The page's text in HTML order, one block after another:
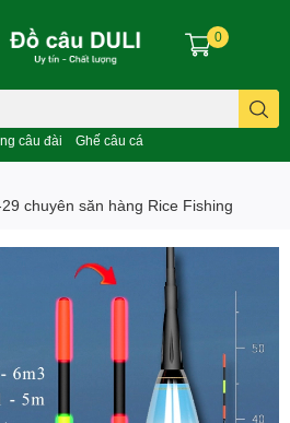
câu đài Ghế câu cá
0
chuyên săn hàng Rice Fishing